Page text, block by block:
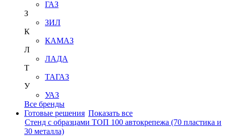
ГАЗ
З
ЗИЛ
К
КАМАЗ
Л
ЛАДА
Т
ТАГАЗ
У
УАЗ
Все бренды
Готовые решения Показать все
Стенд с образцами ТОП 100 автокрепежа (70 пластика и
30 металла)